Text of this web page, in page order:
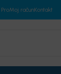
Moj računKontakt